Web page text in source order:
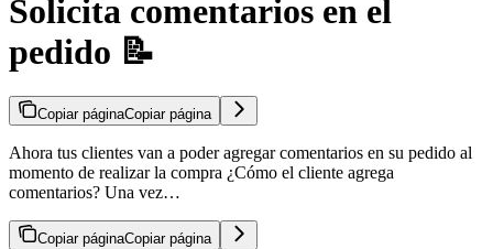
Solicita comentarios en el
pedido 📝
Copiar páginaCopiar página
Ahora tus clientes van a poder agregar comentarios en su pedido al
momento de realizar la compra ¿Cómo el cliente agrega
comentarios? Una vez…
Copiar páginaCopiar página